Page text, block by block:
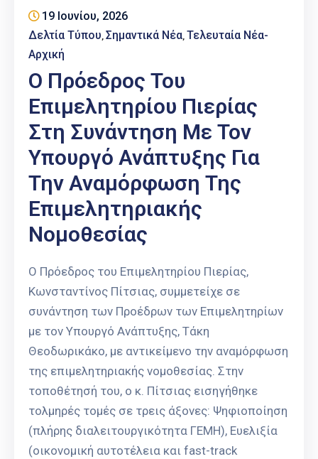
19 Ιουνίου, 2026
Δελτία Τύπου‚ Σημαντικά Νέα‚ Τελευταία Νέα-
Αρχική
Ο Πρόεδρος Του
Επιμελητηρίου Πιερίας
Στη Συνάντηση Με Τον
Υπουργό Ανάπτυξης Για
Την Αναμόρφωση Της
Επιμελητηριακής
Νομοθεσίας
Ο Πρόεδρος του Επιμελητηρίου Πιερίας,
Κωνσταντίνος Πίτσιας, συμμετείχε σε
συνάντηση των Προέδρων των Επιμελητηρίων
με τον Υπουργό Ανάπτυξης, Τάκη
Θεοδωρικάκο, με αντικείμενο την αναμόρφωση
της επιμελητηριακής νομοθεσίας. Στην
τοποθέτησή του, ο κ. Πίτσιας εισηγήθηκε
τολμηρές τομές σε τρεις άξονες: Ψηφιοποίηση
(πλήρης διαλειτουργικότητα ΓΕΜΗ), Ευελιξία
(οικονομική αυτοτέλεια και fast-track